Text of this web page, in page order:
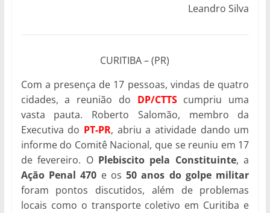
Leandro Silva
CURITIBA – (PR)
Com a presença de 17 pessoas, vindas de quatro
cidades, a reunião do DP/CTTScumpriu uma
vasta pauta. Roberto Salomão, membro da
Executiva do PT-PR, abriu a atividade dando um
informe do Comitê Nacional, que se reuniu em 17
de fevereiro. O Plebiscito pela Constituinte, a
Ação Penal 470 e os50 anos do golpe militar
foram pontos discutidos, além de problemas
locais como o transporte coletivo em Curitiba e